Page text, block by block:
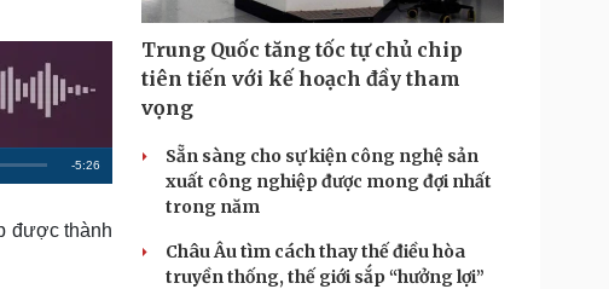
Tư vấn
check-in
Podcast
Câu chuyện thời sự
Cửa sổ tình yêu
Kể chuyện cho bé
Hạt giống tâm hồn
R
m
-5:26
được thành
Trung Quốc tăng tốc tự chủ chip
tiên tiến với kế hoạch đầy tham
vọng
Sẵn sàng cho sự kiện công nghệ sản
xuất công nghiệp được mong đợi nhất
trong năm
Châu Âu tìm cách thay thế điều hòa
truyền thống, thế giới sắp “hưởng lợi”